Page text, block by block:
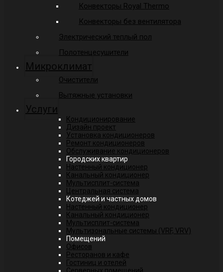
Конвекторы Royal Thermo
Конвекторы без вентилятора
Электрический теплый пол
Полотенцесушители
Микроклимат
Очистители
Вытяжные установки
Услуги
Кондиционирование
Дизайн проект
Установка кондиционеров
Ремонт кондиционеров
Обслуживание кондиционеров
Городских квартир
Настенный кондиционер
Канальный кондиционер
Мультисплит-система
Центральная система
Котеджей и частных домов
Настенный кондиционер
Канальный кондиционер
Мультисплит-система
Мультизональные системы (VRF, VRV)
Помещений
Офисов
Ресторанов и кафе
Гостиниц и отелей